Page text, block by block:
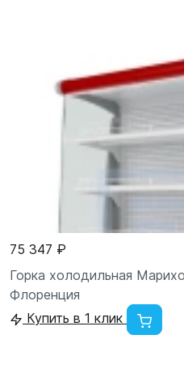
75 347 ₽
Горка холодильная
Флоренция
Купить в 1 клик